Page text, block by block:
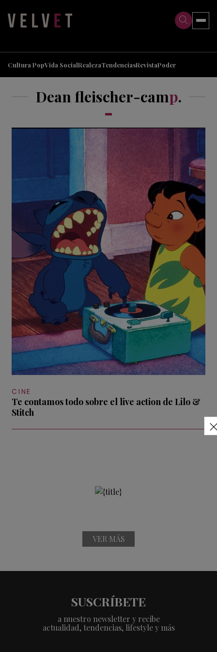
Cultura PopVida SocialRealezaTendenciasRevistaPoder
Dean fleischer-camp.
CINE
Te contamos todo sobre el live action de Lilo &
Stitch
VER MÁS
SUSCRÍBETE
a nuestro newsletter y recibe
actualidad, tendencias, lifestyle y más